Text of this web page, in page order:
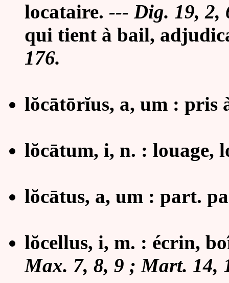
locataire. --- Dig. 19, 2,
qui tient à bail,
176.
lŏcātōrĭus, a, um : pris
lŏcātum, i, n. : louage,
lŏcātus, a, um : part.
lŏcellus, i, m. : écrin,
Max. 7, 8, 9 ; Mart. 14,